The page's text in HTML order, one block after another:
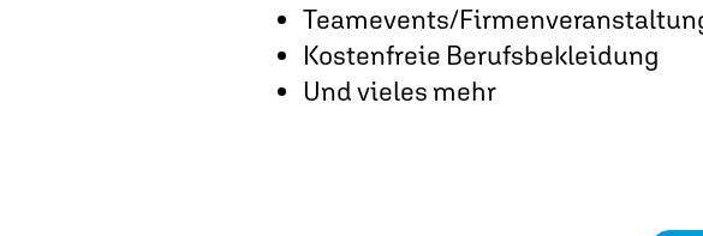
Teamevents/
Kostenfreie Berufsbekleidung
Und vieles mehr